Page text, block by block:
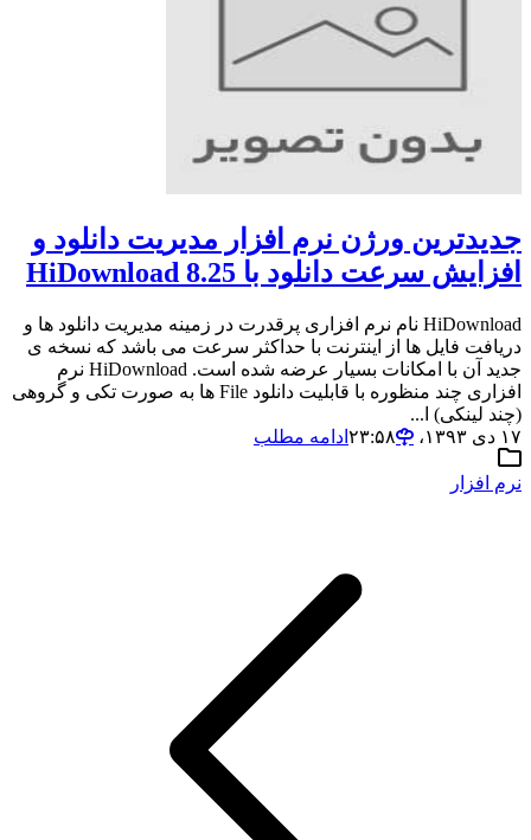
جدیدترین ورژن نرم افزار مدیریت دانلود و
افزایش سرعت دانلود با HiDownload 8.25
HiDownload نام نرم افزاری پرقدرت در زمینه مدیریت دانلود ها و
دریافت فایل ها از اینترنت با حداکثر سرعت می باشد که نسخه ی
جدید آن با امکانات بسیار عرضه شده است‌. HiDownload نرم
افزاری چند منظوره با قابلیت دانلود File ها به صورت تکی و گروهی
(چند لینکی) ا...
۱۷ دی ۱۳۹۳،‏ ۲۳:۵۸
ادامه مطلب
نرم افزار